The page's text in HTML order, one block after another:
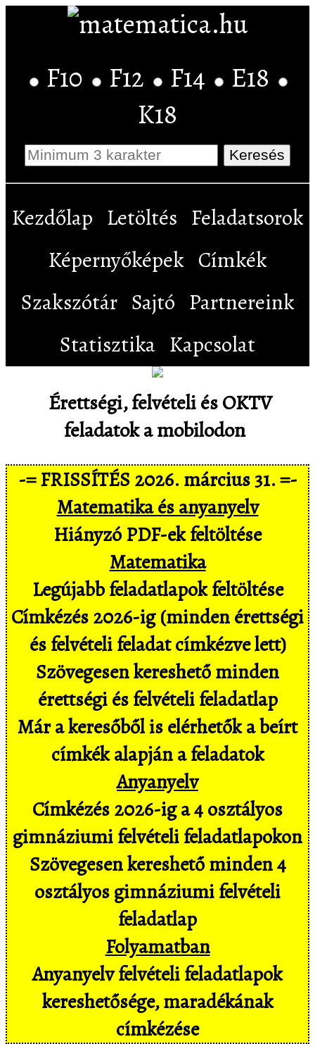
F10 F12 F14
E18
K18
Kezdőlap Letöltés Feladatsorok
Képernyőképek Címkék
Szakszótár Sajtó Partnereink
Statisztika Kapcsolat
Érettségi, felvételi és OKTV
feladatok a mobilodon
-= FRISSÍTÉS 2026. március 31. =-
Matematika és anyanyelv
Hiányzó PDF-ek feltöltése
Matematika
Legújabb feladatlapok feltöltése
Címkézés 2026-ig (minden érettségi
és felvételi feladat címkézve lett)
Szövegesen kereshető minden
érettségi és felvételi feladatlap
Már a keresőből is elérhetők a beírt
címkék alapján a feladatok
Anyanyelv
Címkézés 2026-ig a 4 osztályos
gimnáziumi felvételi feladatlapokon
Szövegesen kereshető minden 4
osztályos gimnáziumi felvételi
feladatlap
Folyamatban
Anyanyelv felvételi feladatlapok
kereshetősége, maradékának
címkézése